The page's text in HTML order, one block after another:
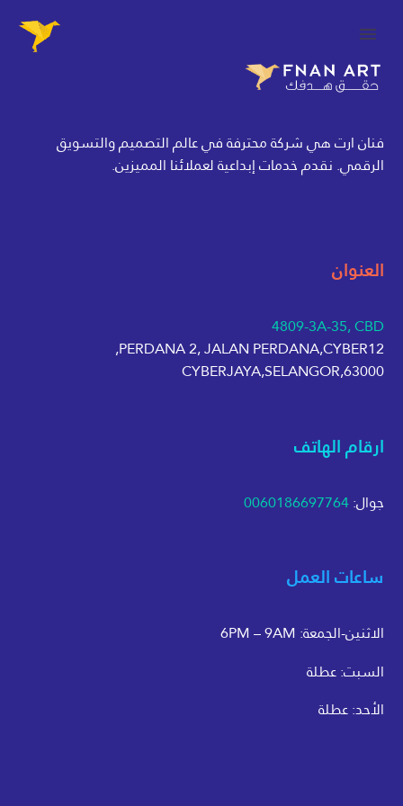
فنان ارت هي شركة محترفة في عالم التصميم والتسويق
الرقمي. نقدم خدمات إبداعية لعملائنا المميزين.
العنوان
4809-3A-35, CBD
PERDANA 2, JALAN PERDANA,CYBER12,
63000,CYBERJAYA,SELANGOR
ارقام الهاتف
جوال:0060186697764
ساعات العمل
الاثنين-الجمعة: 6PM – 9AM
السبت: عطلة
الأحد: عطلة